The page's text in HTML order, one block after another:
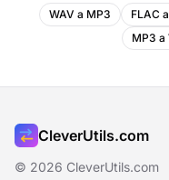
WAV a MP3 FLAC
MP3 a
CleverUtils.com
© 2026 CleverUtils.com